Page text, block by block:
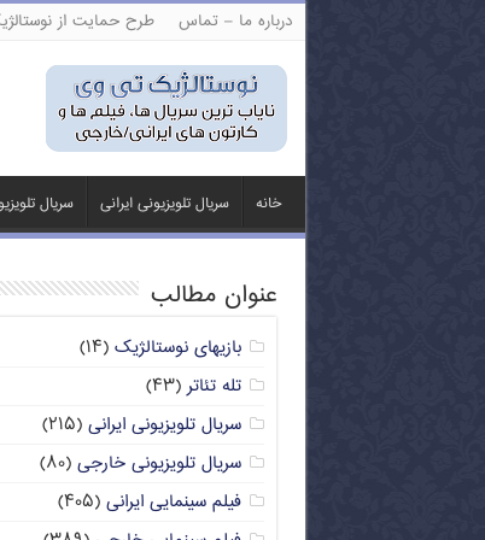
درباره ما – تماس طرح حمایت از
خانه سریال تلویزیونی ایرانی سریال
عنوان مطالب
بازیهای نوستالژیک (۱۴)
تله تئاتر(۴۳)
سریال تلویزیونی ایرانی (۲۱۵)
سریال تلویزیونی خارجی (۸۰)
فیلم سینمایی ایرانی (۴۰۵)